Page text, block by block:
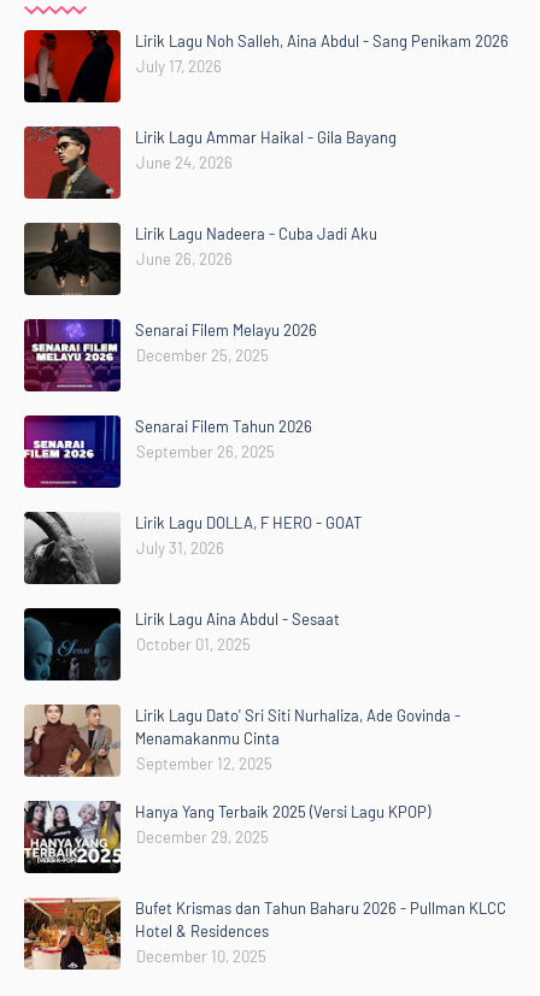
Lirik Lagu Noh Salleh, Aina Abdul - Sang Penikam 2026
July 17, 2026
Lirik Lagu Ammar Haikal - Gila Bayang
June 24, 2026
Lirik Lagu Nadeera - Cuba Jadi Aku
June 26, 2026
Senarai Filem Melayu 2026
December 25, 2025
Senarai Filem Tahun 2026
September 26, 2025
Lirik Lagu DOLLA, F HERO - GOAT
July 31, 2026
Lirik Lagu Aina Abdul - Sesaat
October 01, 2025
Lirik Lagu Dato' Sri Siti Nurhaliza, Ade Govinda -
Menamakanmu Cinta
September 12, 2025
Hanya Yang Terbaik 2025 (Versi Lagu KPOP)
December 29, 2025
Bufet Krismas dan Tahun Baharu 2026 - Pullman KLCC
Hotel & Residences
December 10, 2025